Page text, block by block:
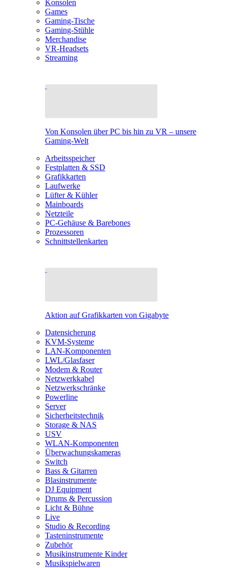
Konsolen
Games
Gaming-Tische
Gaming-Stühle
Merchandise
VR-Headsets
Streaming
Von Konsolen über PC bis hin zu VR – unsere
Gaming-Welt
Arbeitsspeicher
Festplatten & SSD
Grafikkarten
Laufwerke
Lüfter & Kühler
Mainboards
Netzteile
PC-Gehäuse & Barebones
Prozessoren
Schnittstellenkarten
Aktion auf Grafikkarten von Gigabyte
Datensicherung
KVM-Systeme
LAN-Komponenten
LWL/Glasfaser
Modem & Router
Netzwerkkabel
Netzwerkschränke
Powerline
Server
Sicherheitstechnik
Storage & NAS
USV
WLAN-Komponenten
Überwachungskameras
Switch
Bass & Gitarren
Blasinstrumente
DJ Equipment
Drums & Percussion
Licht & Bühne
Live
Studio & Recording
Tasteninstrumente
Zubehör
Musikinstrumente Kinder
Musikspielwaren